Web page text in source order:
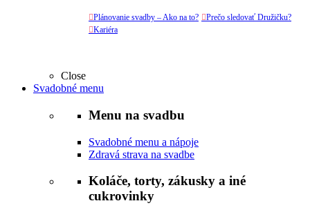
Plánovanie svadby – Ako na to? Prečo sledovať Družičku?
Kariéra
Close
Svadobné menu
Menu na svadbu
Svadobné menu a nápoje
Zdravá strava na svadbe
Koláče, torty, zákusky a iné
cukrovinky